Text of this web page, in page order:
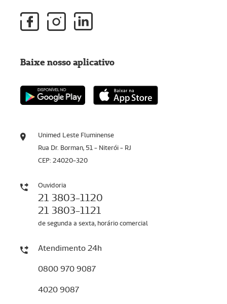
Unimed Leste Fluminense
Rua Dr. Borman, 51 - Niterói - RJ
CEP: 24020-320
Ouvidoria
21 3803-1120
21 3803-1121
de segunda a sexta, horário comercial
Atendimento 24h
0800 970 9087
4020 9087
Baixe nosso aplicativo